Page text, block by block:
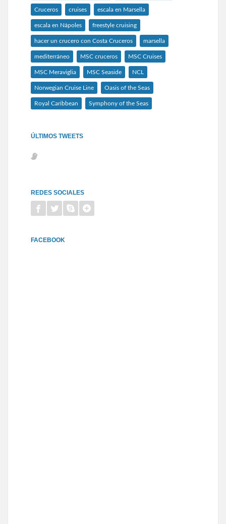
Cruceros cruises escala en Marsella
escala en Nápoles freestyle cruising
hacer un crucero con Costa Cruceros marsella
mediterráneo MSC cruceros MSC Cruises
MSC Meraviglia MSC Seaside NCL
Norwegian Cruise Line Oasis of the Seas
Royal Caribbean Symphony of the Seas
ÚLTIMOS TWEETS
REDES SOCIALES
FACEBOOK